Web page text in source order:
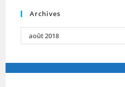
Archives
archives
août 2018